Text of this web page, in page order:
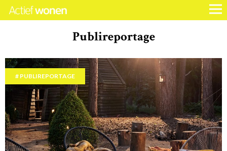
Publireportage
PUBLIREPORTAGE